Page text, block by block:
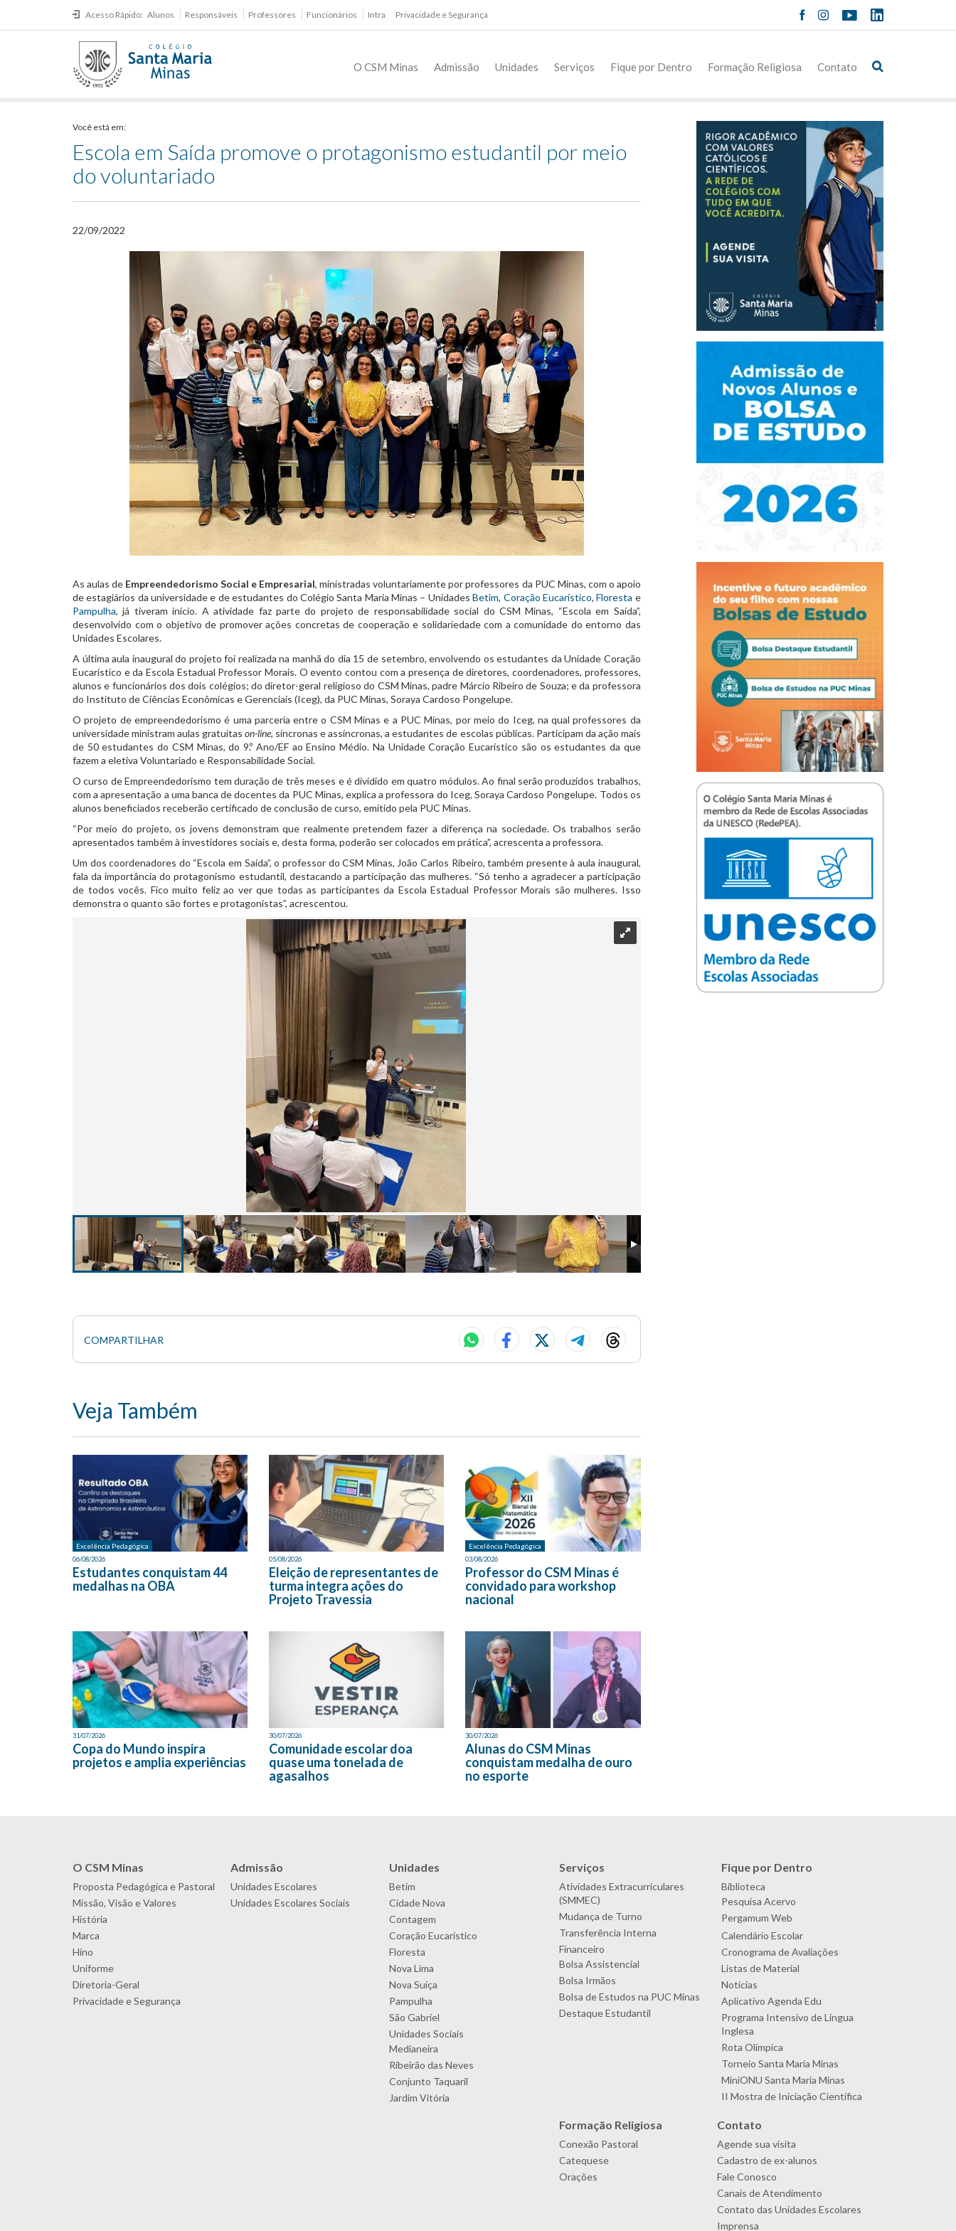
Acesso Rápido: Alunos Responsáveis Professores Funcionários Intra Privacidade e Segurança
O CSM Minas Admissão Unidades Serviços Fique por Dentro Formação Religiosa Contato
Você está em:
Escola em Saída promove o protagonismo estudantil por meio
do voluntariado
22/09/2022
As aulas de Empreendedorismo Social e Empresarial, ministradas voluntariamente por professores da PUC Minas, com o apoio
de estagiários da universidade e de estudantes do Colégio Santa Maria Minas – UnidadesBetim, Coração Eucarístico,Floresta e
Pampulha, já tiveram início. A atividade faz parte do projeto de responsabilidade social do CSM Minas, “Escola em Saída”,
desenvolvido com o objetivo de promover ações concretas de cooperação e solidariedade com a comunidade do entorno das
Unidades Escolares.
A última aula inaugural do projeto foi realizada na manhã do dia 15 de setembro, envolvendo os estudantes da Unidade Coração
Eucarístico e da Escola Estadual Professor Morais. O evento contou com a presença de diretores, coordenadores, professores,
alunos e funcionários dos dois colégios; do diretor-geral religioso do CSM Minas, padre Márcio Ribeiro de Souza; e da professora
do Instituto de Ciências Econômicas e Gerenciais (Iceg), da PUC Minas, Soraya Cardoso Pongelupe.
O projeto de empreendedorismo é uma parceria entre o CSM Minas e a PUC Minas, por meio do Iceg, na qual professores da
universidade ministram aulas gratuitason-line, síncronas e assíncronas, a estudantes de escolas públicas. Participam da ação mais
de 50 estudantes do CSM Minas, do 9.º Ano/EF ao Ensino Médio. Na Unidade Coração Eucarístico são os estudantes da que
fazem a eletiva Voluntariado e Responsabilidade Social.
O curso de Empreendedorismo tem duração de três meses e é dividido em quatro módulos. Ao final serão produzidos trabalhos,
com a apresentação a uma banca de docentes da PUC Minas, explica a professora do Iceg, Soraya Cardoso Pongelupe. Todos os
alunos beneficiados receberão certificado de conclusão de curso, emitido pela PUC Minas.
“Por meio do projeto, os jovens demonstram que realmente pretendem fazer a diferença na sociedade. Os trabalhos serão
apresentados também à investidores sociais e, desta forma, poderão ser colocados em prática”, acrescenta a professora.
Um dos coordenadores do “Escola em Saída”, o professor do CSM Minas, João Carlos Ribeiro, também presente à aula inaugural,
fala da importância do protagonismo estudantil, destacando a participação das mulheres. “Só tenho a agradecer a participação
de todos vocês. Fico muito feliz ao ver que todas as participantes da Escola Estadual Professor Morais são mulheres. Isso
demonstra o quanto são fortes e protagonistas”, acrescentou.
COMPARTILHAR
Veja Também
Excelência Pedagógica
06/08/2026
Estudantes conquistam 44
medalhas na OBA
05/08/2026
Eleição de representantes de
turma integra ações do
Projeto Travessia
Excelência Pedagógica
03/08/2026
Professor do CSM Minas é
convidado para workshop
nacional
31/07/2026
Copa do Mundo inspira
projetos e amplia experiências
30/07/2026
Comunidade escolar doa
quase uma tonelada de
agasalhos
30/07/2026
Alunas do CSM Minas
conquistam medalha de ouro
no esporte
O CSM Minas
Proposta Pedagógica e Pastoral
Missão, Visão e Valores
História
Marca
Hino
Uniforme
Diretoria-Geral
Privacidade e Segurança
Admissão
Unidades Escolares
Unidades Escolares Sociais
Unidades
Betim
Cidade Nova
Contagem
Coração Eucarístico
Floresta
Nova Lima
Nova Suíça
Pampulha
São Gabriel
Unidades Sociais
Medianeira
Ribeirão das Neves
Conjunto Taquaril
Jardim Vitória
Serviços
Atividades Extracurriculares
(SMMEC)
Mudança de Turno
Transferência Interna
Financeiro
Bolsa Assistencial
Bolsa Irmãos
Bolsa de Estudos na PUC Minas
Destaque Estudantil
Fique por Dentro
Biblioteca
Pesquisa Acervo
Pergamum Web
Calendário Escolar
Cronograma de Avaliações
Listas de Material
Notícias
Aplicativo Agenda Edu
Programa Intensivo de Língua
Inglesa
Rota Olímpica
Torneio Santa Maria Minas
MiniONU Santa Maria Minas
II Mostra de Iniciação Científica
Formação Religiosa
Conexão Pastoral
Catequese
Orações
Contato
Agende sua visita
Cadastro de ex-alunos
Fale Conosco
Canais de Atendimento
Contato das Unidades Escolares
Imprensa